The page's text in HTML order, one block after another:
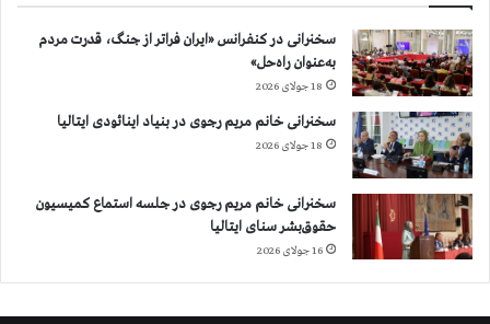
سخنرانی در کنفرانس «ایران فراتر از جنگ، قدرت مردم
به‌عنوان راه‌حل»
18 جولای 2026
سخنرانی خانم مریم رجوی در بنیاد اینائودی ایتالیا
18 جولای 2026
سخنرانی خانم مریم رجوی در جلسه استماع کمیسیون
حقوق‌بشر سنای ایتالیا
16 جولای 2026